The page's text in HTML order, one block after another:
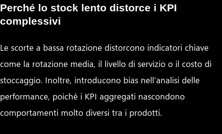
Perché lo stock lento distorce i KPI
complessivi
Le scorte a bassa rotazione distorcono indicatori chiave
come la rotazione media, il livello di servizio o il costo di
stoccaggio. Inoltre, introducono bias nell’analisi delle
performance, poiché i KPI aggregati nascondono
comportamenti molto diversi tra i prodotti.